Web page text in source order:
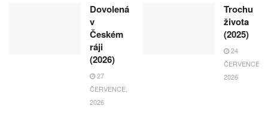
Dovolená
v
Českém
ráji
(2026)
27
ČERVENCE,
2026
Trochu
života
(2025)
24
ČERVENCE,
2026